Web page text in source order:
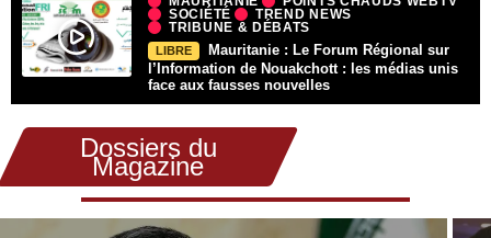
SOCIÉTÉ
TREND NEWS
TRIBUNE & DÉBATS
LIBRE
Mauritanie : Le Forum Régional sur
l’Information de Nouakchott : les médias unis
face aux fausses nouvelles
Dossiers du
Magazine